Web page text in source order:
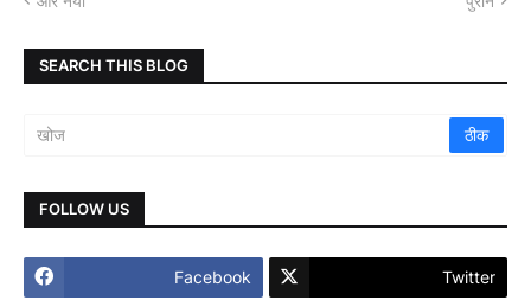
SEARCH THIS BLOG
FOLLOW US
Facebook Twitter